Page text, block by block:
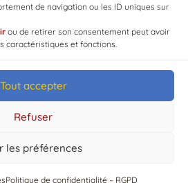
de navigation ou les ID uniques sur
ou de retirer son consentement peut avoir
caractéristiques et fonctions.
Tout accepter
Refuser
les préférences
Politique de confidentialité – RGPD
[2004-2024] | Tous droits réservés.
byWEB3-DESIGN